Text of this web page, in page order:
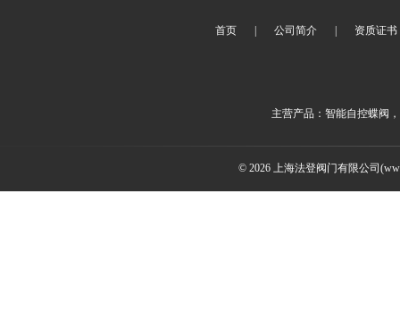
首页 公司简介 资质证书
主营产品：智能自控蝶阀
© 2026 上海法登阀门有限公司